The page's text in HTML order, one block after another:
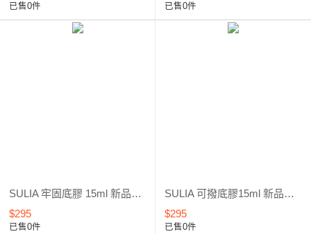
已售0件 已售0件
SULIA 牢固底膠 15ml 新品上市*優惠6折
$295
已售0件
SULIA 可撥底膠15ml 新品上市*優惠6折
$295
已售0件